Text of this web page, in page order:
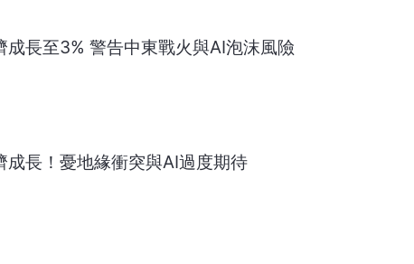
長至3% 警告中東戰火與AI泡沫風險
長！憂地緣衝突與AI過度期待